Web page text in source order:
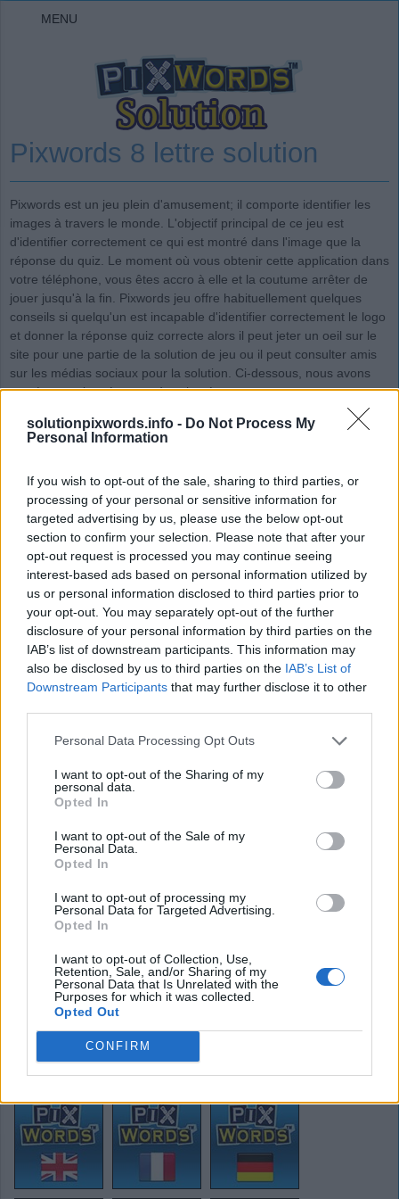
solutionpixwords.info - Do Not Process My
Personal Information
If you wish to opt-out of the sale, sharing to third parties, or
processing of your personal or sensitive information for
targeted advertising by us, please use the below opt-out
section to confirm your selection. Please note that after your
opt-out request is processed you may continue seeing
interest-based ads based on personal information utilized by
us or personal information disclosed to third parties prior to
your opt-out. You may separately opt-out of the further
disclosure of your personal information by third parties on the
IAB’s list of downstream participants. This information may
also be disclosed by us to third parties on the IAB’s List of
Downstream Participants that may further disclose it to other
Personal Data Processing Opt Outs
I want to opt-out of the Sharing of my
personal data.
Opted In
I want to opt-out of the Sale of my
Personal Data.
Opted In
I want to opt-out of processing my
Personal Data for Targeted Advertising.
Opted In
I want to opt-out of Collection, Use,
Retention, Sale, and/or Sharing of my
Personal Data that Is Unrelated with the
Purposes for which it was collected.
Opted Out
CONFIRM
MENU
Pixwords 8 lettre solution
Pixwords est un jeu plein d'amusement; il comporte identifier les
images à travers le monde. L'objectif principal de ce jeu est
d'identifier correctement ce qui est montré dans l'image que la
réponse du quiz. Le moment où vous obtenir cette application dans
votre téléphone, vous êtes accro à elle et la coutume arrêter de
jouer jusqu'à la fin. Pixwords jeu offre habituellement quelques
conseils si quelqu'un est incapable d'identifier correctement le logo
et donner la réponse quiz correcte alors il peut jeter un oeil sur le
site pour une partie de la solution de jeu ou il peut consulter amis
sur les médias sociaux pour la solution. Ci-dessous, nous avons
posté toutes les réponses à ce jeu étonnant.
Choisissez votre durée de réponse et / ou l'entrée de toutes les
lettres questionnaire donné.
Solution: GRIMPEUR
Arrière